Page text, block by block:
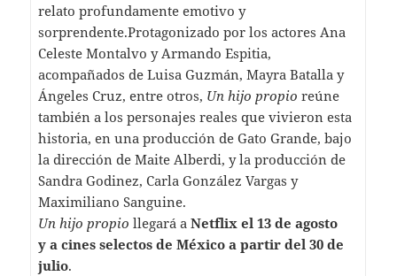
relato profundamente emotivo y
sorprendente.Protagonizado por los actores Ana
Celeste Montalvo y Armando Espitia,
acompañados de Luisa Guzmán, Mayra Batalla y
Ángeles Cruz, entre otros, Un hijo propio reúne
también a los personajes reales que vivieron esta
historia, en una producción de Gato Grande, bajo
la dirección de Maite Alberdi, y la producción de
Sandra Godinez, Carla González Vargas y
Maximiliano Sanguine.
Un hijo propio llegará a Netflix el 13 de agosto
y a cines selectos de México a partir del 30 de
julio.